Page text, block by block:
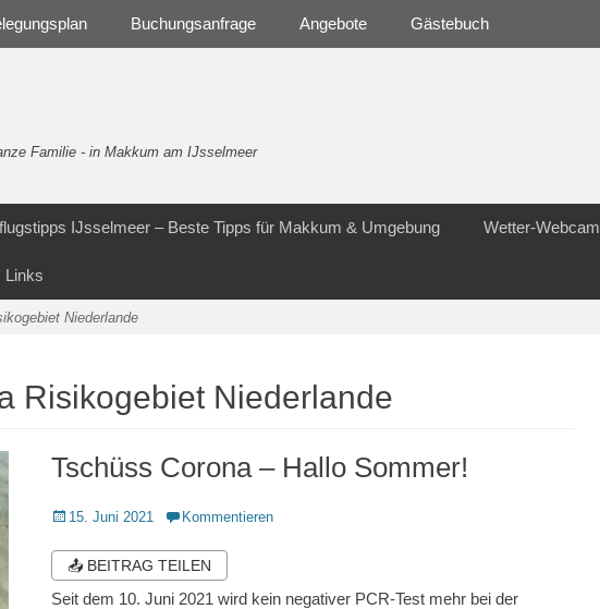
Buchungsanfrage Angebote Gästebuch
Familie - in Makkum am IJsselmeer
IJsselmeer – Beste Tipps für Makkum & Umgebung Wetter-Webcam
Links
Niederlande
Risikogebiet Niederlande
Tschüss Corona – Hallo Sommer!
Veröffentlicht
15. Juni 2021 Kommentieren
📤 BEITRAG TEILEN
Seit dem 10. Juni 2021 wird kein negativer PCR-Test mehr bei der